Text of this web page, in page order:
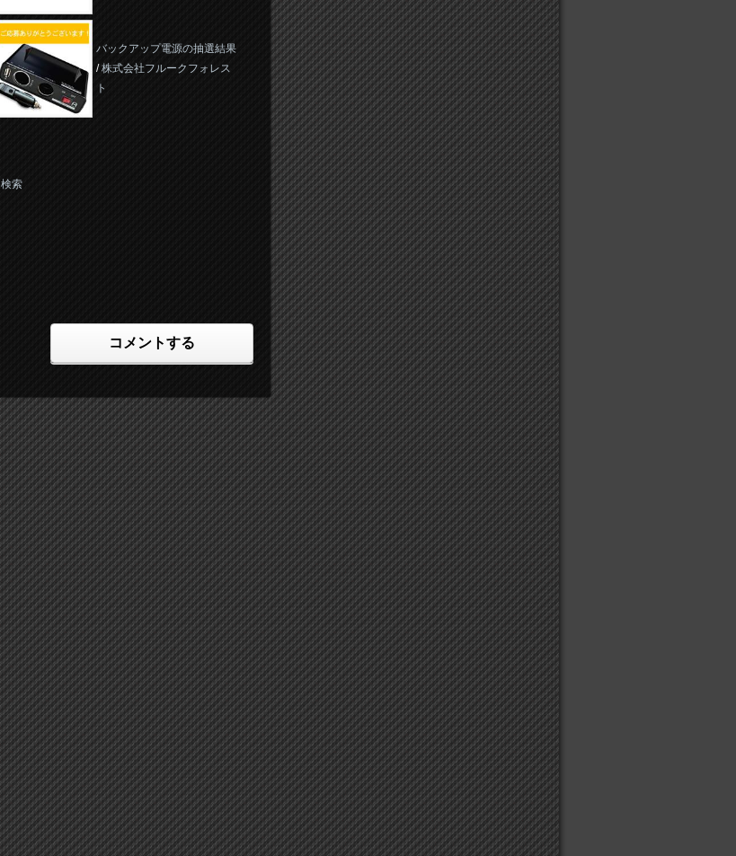
バックアップ電源の抽選結果
/株式会社フルークフォレス
ト
索
コメントする